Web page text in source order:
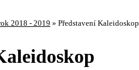
2018 - 2019 » Představení Kaleidoskop